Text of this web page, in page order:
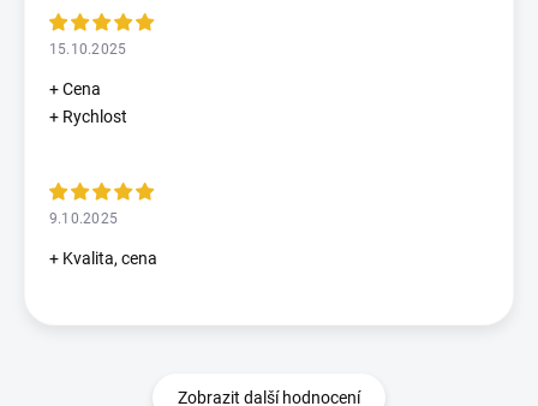
15.10.2025
+ Cena
+ Rychlost
9.10.2025
+ Kvalita, cena
Zobrazit další hodnocení